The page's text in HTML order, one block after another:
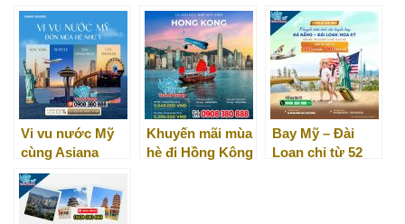
Bản và Việt Nam
vé đến New York
San Francisco
mức giá siêu ưu
đãi!
Vi vu nước Mỹ
cùng Asiana
Airlines – GIẢM
15% giá vé
Khuyến mãi mùa
hè đi Hồng Kông
Bay Mỹ – Đài
Loan chỉ từ 52